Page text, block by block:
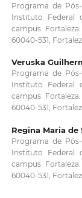
Programa de
Instituto Federal
campus
60040-531,
Veruska
Programa de
Instituto Federal
campus
60040-531,
Regina Maria de
Programa de
Instituto Federal
campus
60040-531,